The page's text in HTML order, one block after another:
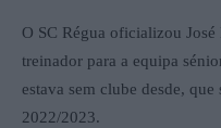
O SC Régua oficializou
treinador para a equipa
estava sem clube desde,
2022/2023.